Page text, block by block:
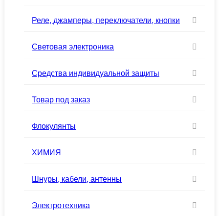
Реле, джамперы, переключатели, кнопки
Световая электроника
Средства индивидуальной защиты
Товар под заказ
Флокулянты
ХИМИЯ
Шнуры, кабели, антенны
Электротехника